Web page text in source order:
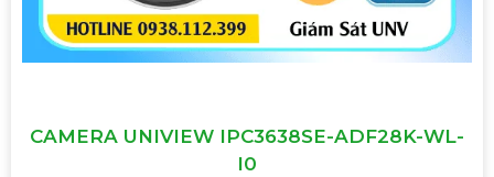
CAMERA UNIVIEW IPC3638SE-ADF28K-WL-
I0